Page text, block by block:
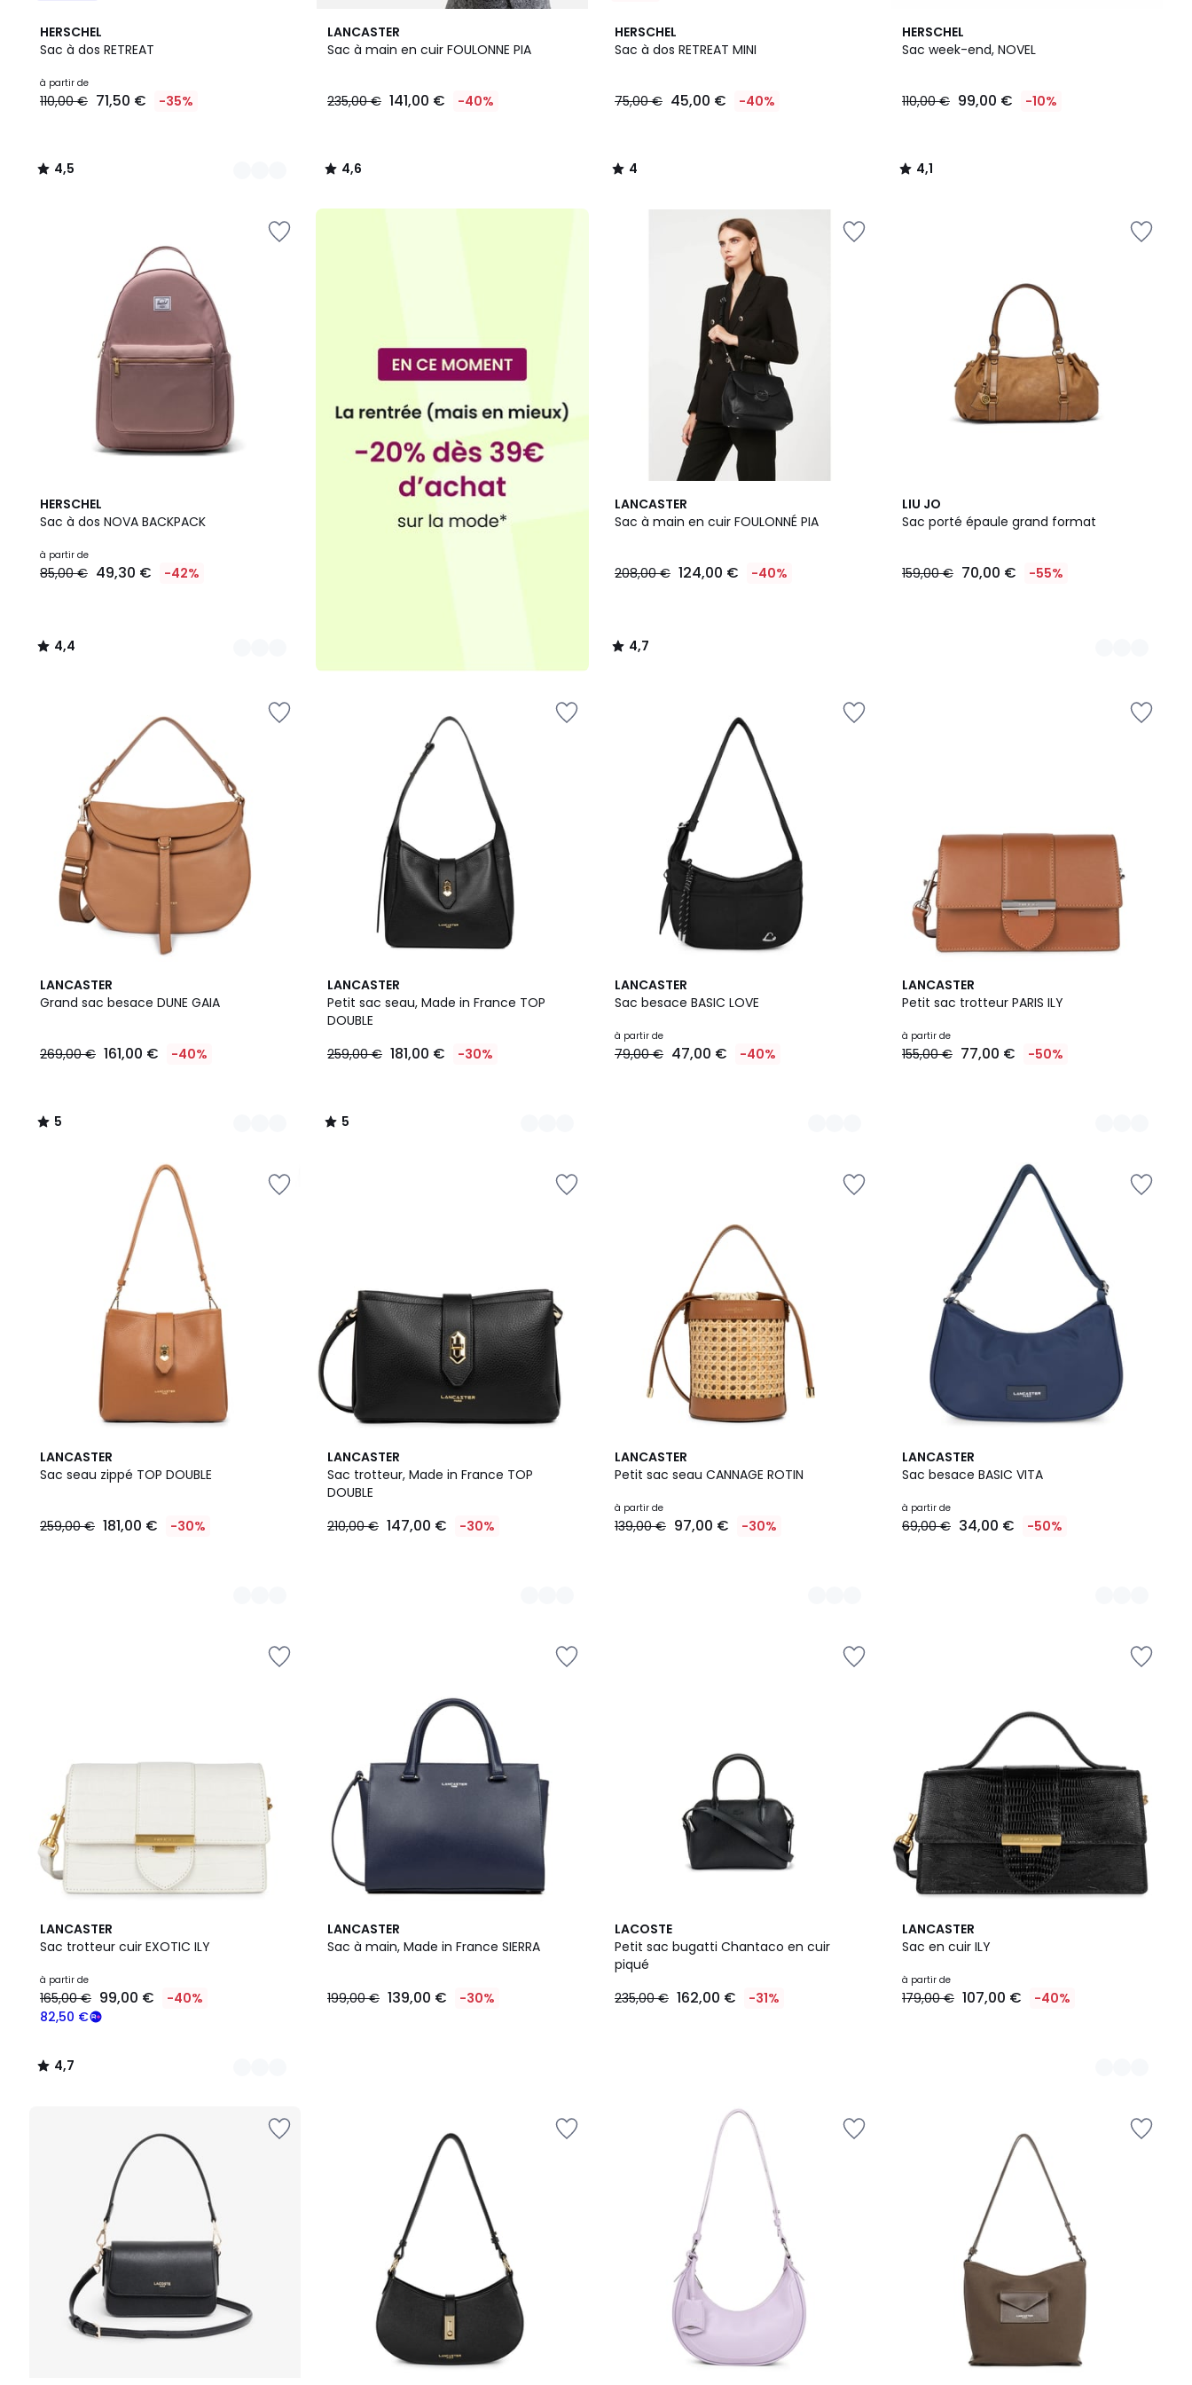
HERSCHEL
Sac à dos RETREAT
Prix
à
€
à partir de
110,00 € 71,50 € -35%
4,5
/ 5
3
Couleurs
4,5
/
LANCASTER
Sac à main en cuir FOULONNE PIA
235,00 € 141,00 € -40%
4,6
/ 5
4,6
/
HERSCHEL
Sac à dos RETREAT MINI
75,00 € 45,00 € -40%
4
/
4
/
HERSCHEL
Sac week-end, NOVEL
110,00 € 99,00 € -10%
4,1
/ 5
4,1
/
HERSCHEL
Sac à dos NOVA BACKPACK
à partir de
85,00 € 49,30 € -42%
4,4
/ 5
3
Couleurs
4,4
/
LANCASTER
Sac à main en cuir FOULONNÉ PIA
208,00 € 124,00 € -40%
4,7
/ 5
4,7
/
LIU JO
Sac porté épaule grand format
159,00 € 70,00 € -55%
4
Couleurs
LANCASTER
Grand sac besace DUNE GAIA
269,00 € 161,00 € -40%
5
/
2
Couleurs
5
/
LANCASTER
Petit sac seau, Made in France TOP
DOUBLE
259,00 € 181,00 € -30%
5
/
5
3
Couleurs
5
/
LANCASTER
Sac besace BASIC LOVE
à partir de
79,00 € 47,00 € -40%
5
Couleurs
LANCASTER
Petit sac trotteur PARIS ILY
à partir de
155,00 € 77,00 € -50%
19
Couleurs
LANCASTER
Sac seau zippé TOP DOUBLE
259,00 € 181,00 € -30%
3
Couleurs
LANCASTER
Sac trotteur, Made in France TOP
DOUBLE
210,00 € 147,00 € -30%
2
Couleurs
LANCASTER
Petit sac seau CANNAGE ROTIN
à partir de
139,00 € 97,00 € -30%
5
Couleurs
LANCASTER
Sac besace BASIC VITA
à partir de
69,00 € 34,00 € -50%
4
Couleurs
LANCASTER
Sac trotteur cuir EXOTIC ILY
à partir de
82,50 €
165,00 € 99,00 € -40%
4,7
/ 5
6
Couleurs
4,7
/
LANCASTER
Sac à main, Made in France SIERRA
199,00 € 139,00 € -30%
LACOSTE
Petit sac bugatti Chantaco en cuir
piqué
235,00 € 162,00 € -31%
LANCASTER
Sac en cuir ILY
à partir de
179,00 € 107,00 € -40%
3
Couleurs